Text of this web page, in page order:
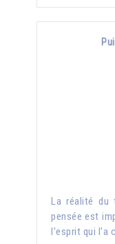
La réalité du
pensée est
l'esprit qui l'a